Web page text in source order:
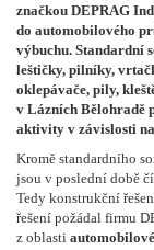
značkou DEPRAG
do automobilového
výbuchu. Standardní
leštičky, pilníky,
oklepávače, pily,
v Lázních Bělohradě
aktivity v závislosti
Kromě standardního
jsou v poslední době
Tedy konstrukční
řešení požádal firmu
z oblasti